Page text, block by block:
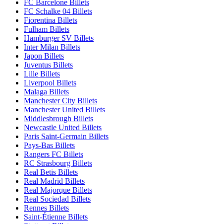
FC Barcelone Billets
FC Schalke 04 Billets
Fiorentina Billets
Fulham Billets
Hamburger SV Billets
Inter Milan Billets
Japon Billets
Juventus Billets
Lille Billets
Liverpool Billets
Malaga Billets
Manchester City Billets
Manchester United Billets
Middlesbrough Billets
Newcastle United Billets
Paris Saint-Germain Billets
Pays-Bas Billets
Rangers FC Billets
RC Strasbourg Billets
Real Betis Billets
Real Madrid Billets
Real Majorque Billets
Real Sociedad Billets
Rennes Billets
Saint-Étienne Billets